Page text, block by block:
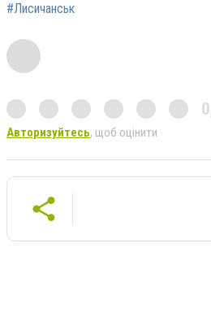
#Лисичанськ
Авторизуйтесь, щоб оцінити